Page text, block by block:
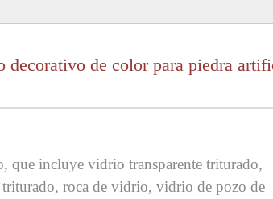
decorativo de color para piedra
que incluye vidrio transparente triturado,
roca de vidrio, vidrio de pozo de